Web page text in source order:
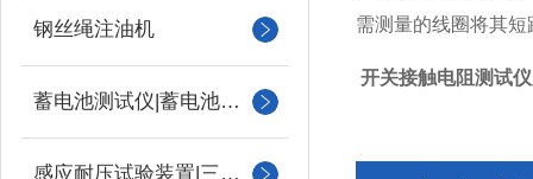
钢丝绳注油机
蓄电池测试仪|蓄电池充放电测试仪
感应耐压试验装置|三倍频
需测量的线圈将其
开关接触电阻测试